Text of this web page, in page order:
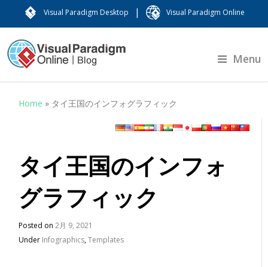
Visual Paradigm Desktop | Visual Paradigm Online
Menu
Home » タイ王国のインフォグラフィック
タイ王国のインフォ
グラフィック
Posted on2月 9, 2021
Under Infographics,Templates